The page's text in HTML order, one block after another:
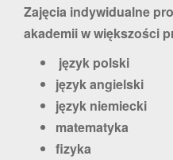
Zajęcia indywidualne
akademii w większości
język polski
język angielski
język niemiecki
matematyka
fizyka